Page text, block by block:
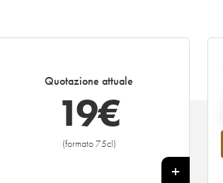
Quotazione attuale
19€
(formato 75cl)
+